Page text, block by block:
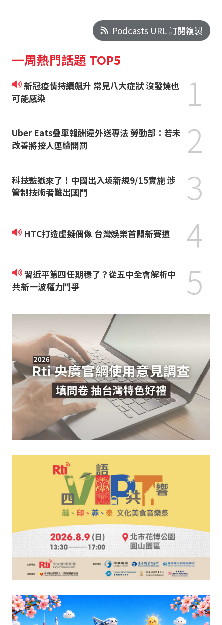
Podcasts URL 訂閱複製
一周熱門話題 TOP5
新冠疫情持續飆升 常見八大症狀 沒發燒也
可能感染
1
Uber Eats疊單報酬違外送專法 勞動部：若未
改善將按人連續開罰
2
科技監獄來了！中國出入境新規9/15實施 涉
管制技術者難出國門
3
HTC打造虛擬偶像 台灣娛樂首闢新賽道 4
習近平第四任期穩了？從五中全會解析中
共新一波權力鬥爭
5